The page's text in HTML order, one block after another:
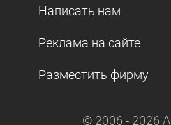
Написать нам
Реклама на сайте
Разместить фирму
© 2006 - 2026